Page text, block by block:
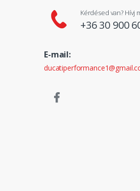
Kérdésed van? Hívj
+36 30 900
E-mail: